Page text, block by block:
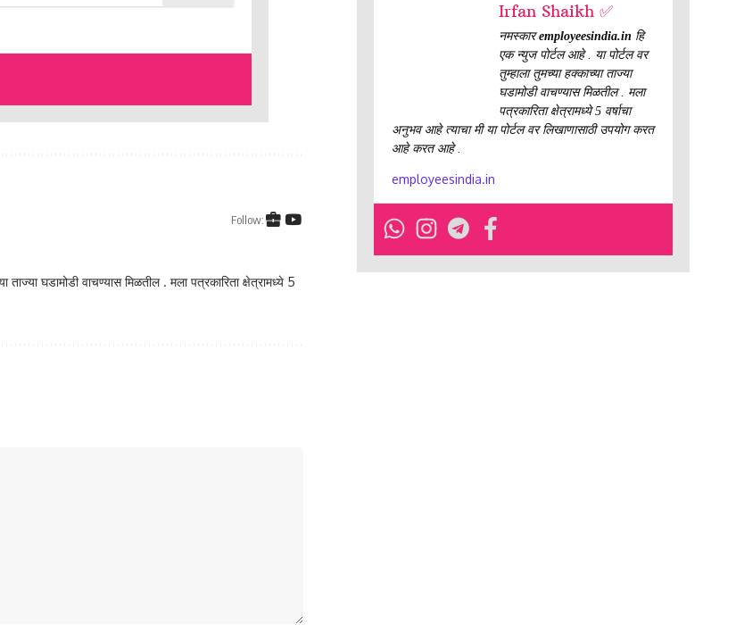
Follow:
घडामोडी वाचण्यास मिळतील . मला पत्रकारिता क्षेत्रामध्ये 5
Irfan Shaikh ✅
नमस्कारemployeesindia.in हि
एक न्युज पोर्टल आहे . या पोर्टल वर
तुम्हाला तुमच्या हक्काच्या ताज्या
घडामोडी वाचण्यास मिळतील . मला
पत्रकारिता क्षेत्रामध्ये 5 वर्षाचा
अनुभव आहे त्याचा मी या पोर्टल वर लिखाणासाठी उपयोग करत
आहे करत आहे .
employeesindia.in